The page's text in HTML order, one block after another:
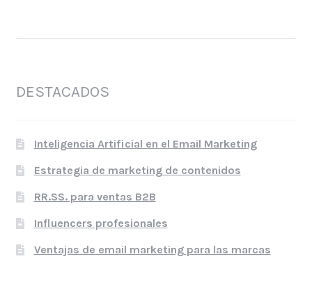
DESTACADOS
Inteligencia Artificial en el Email Marketing
Estrategia de marketing de contenidos
RR.SS. para ventas B2B
Influencers profesionales
Ventajas de email marketing para las marcas